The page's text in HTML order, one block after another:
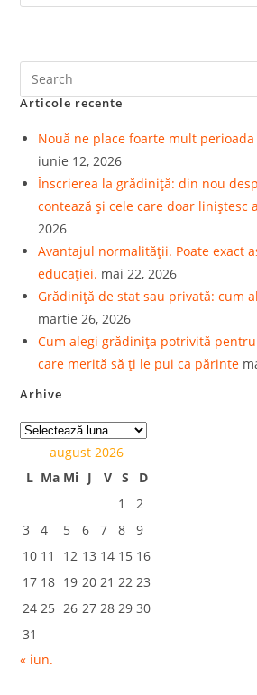
Articole recente
Nouă ne place foarte mult
iunie 12, 2026
Înscrierea la grădiniță: din nou
contează și cele care doar liniștesc
2026
Avantajul normalității. Poate exact
educației. mai 22, 2026
Grădiniță de stat sau privată: cum
martie 26, 2026
Cum alegi grădinița potrivită
care merită să ți le pui ca părinte
Arhive
august 2026
L Ma Mi J V S
D
1
2
3
4 5 6 7 8
9
10 11 12 13 14 15 16
17 18 19 20 21 22 23
24 25 26 27 28 29 30
31
« iun.